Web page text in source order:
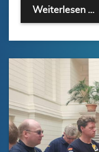
Weiterlesen …